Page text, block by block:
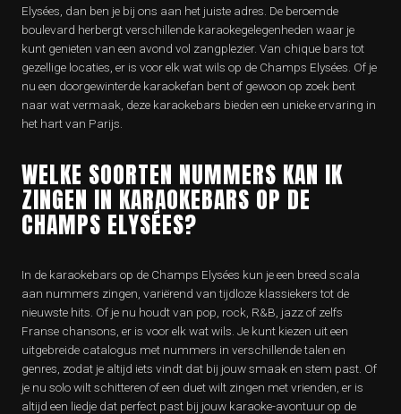
Elysées, dan ben je bij ons aan het juiste adres. De beroemde
boulevard herbergt verschillende karaokegelegenheden waar je
kunt genieten van een avond vol zangplezier. Van chique bars tot
gezellige locaties, er is voor elk wat wils op de Champs Elysées. Of je
nu een doorgewinterde karaokefan bent of gewoon op zoek bent
naar wat vermaak, deze karaokebars bieden een unieke ervaring in
het hart van Parijs.
WELKE SOORTEN NUMMERS KAN IK
ZINGEN IN KARAOKEBARS OP DE
CHAMPS ELYSÉES?
In de karaokebars op de Champs Elysées kun je een breed scala
aan nummers zingen, variërend van tijdloze klassiekers tot de
nieuwste hits. Of je nu houdt van pop, rock, R&B, jazz of zelfs
Franse chansons, er is voor elk wat wils. Je kunt kiezen uit een
uitgebreide catalogus met nummers in verschillende talen en
genres, zodat je altijd iets vindt dat bij jouw smaak en stem past. Of
je nu solo wilt schitteren of een duet wilt zingen met vrienden, er is
altijd een liedje dat perfect past bij jouw karaoke-avontuur op de